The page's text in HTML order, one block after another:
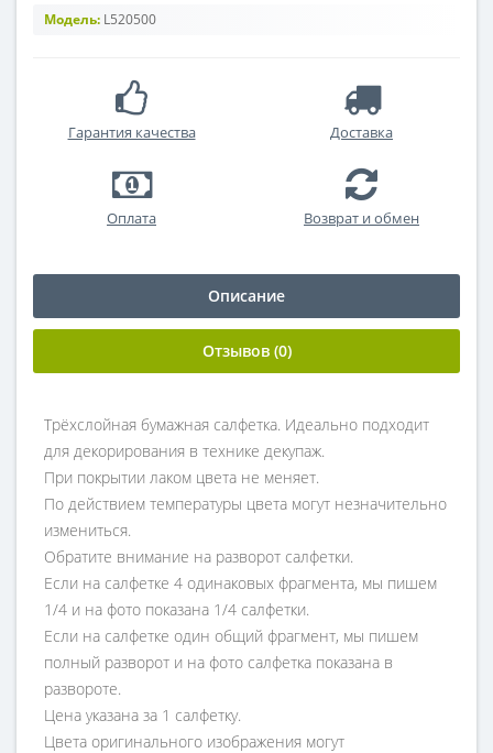
Модель: L520500
Гарантия качества Доставка
Оплата Возврат и обмен
Описание
Отзывов (0)
Трёхслойная бумажная салфетка. Идеально подходит
для декорирования в технике декупаж.
При покрытии лаком цвета не меняет.
По действием температуры цвета могут незначительно
измениться.
Обратите внимание на разворот салфетки.
Если на салфетке 4 одинаковых фрагмента, мы пишем
1/4 и на фото показана 1/4 салфетки.
Если на салфетке один общий фрагмент, мы пишем
полный разворот и на фото салфетка показана в
развороте.
Цена указана за 1 салфетку.
Цвета оригинального изображения могут